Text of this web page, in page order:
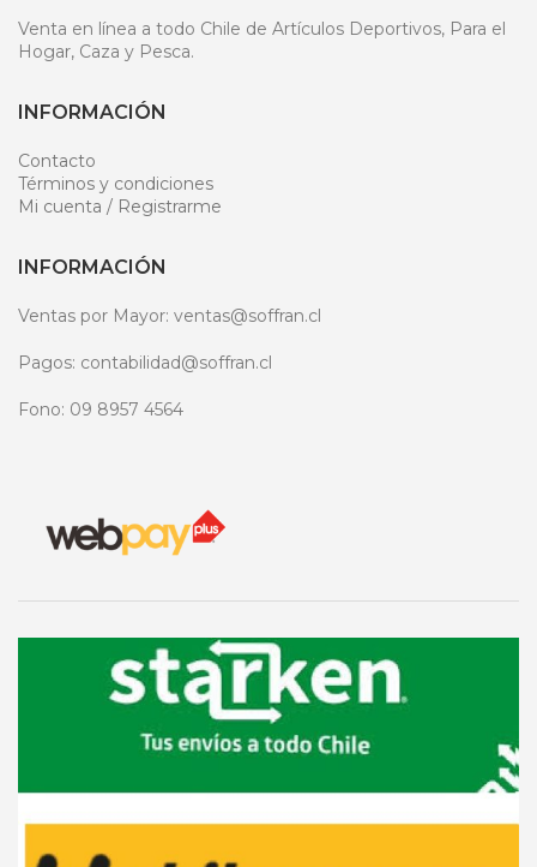
Venta en línea a todo Chile de Artículos Deportivos, Para el
Hogar, Caza y Pesca.
INFORMACIÓN
Contacto
Términos y condiciones
Mi cuenta / Registrarme
INFORMACIÓN
Ventas por Mayor: ventas@soffran.cl
Pagos: contabilidad@soffran.cl
Fono: 09 8957 4564